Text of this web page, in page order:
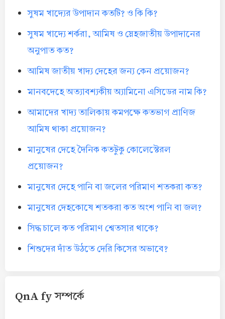
সুষম খাদ্যের উপাদান কতটি? ও কি কি?
সুষম খাদ্যে শর্করা, আমিষ ও স্নেহজাতীয় উপাদানের
অনুপাত কত?
আমিষ জাতীয় খাদ্য দেহের জন্য কেন প্রয়োজন?
মানবদেহে অত্যাবশ্যকীয় অ্যামিনো এসিডের নাম কি?
আমাদের খাদ্য তালিকায় কমপক্ষে কতভাগ প্রাণিজ
আমিষ থাকা প্রয়োজন?
মানুষের দেহে দৈনিক কতটুকু কোলেস্টেরল
প্রয়োজন?
মানুষের দেহে পানি বা জলের পরিমাণ শতকরা কত?
মানুষের দেহকোষে শতকরা কত অংশ পানি বা জল?
সিদ্ধ চালে কত পরিমাণ শ্বেতসার থাকে?
শিশুদের দাঁত উঠতে দেরি কিসের অভাবে?
QnA fy সম্পর্কে